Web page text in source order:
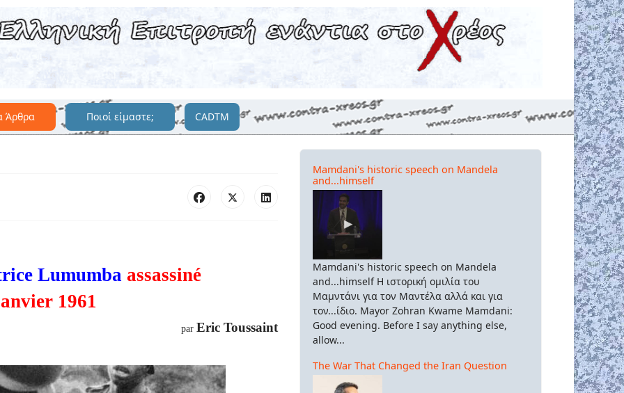
Άρθρα Ποιοί είμαστε; CADTM
Lumumba assassiné
1961
par Eric Toussaint
Mamdani's historic speech on Mandela
and...himself
Mamdani's historic speech on Mandela
and...himself Η ιστορική ομιλία του
Μαμντάνι για τον Μαντέλα αλλά και για
τον...ίδιο. Mayor Zohran Kwame Mamdani:
Good evening. Before I say anything else,
allow...
The War That Changed the Iran Question